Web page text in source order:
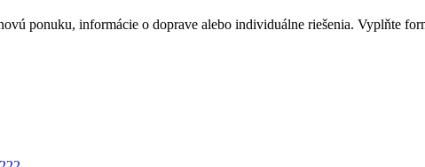
ponuku, informácie o doprave alebo individuálne riešenia. Vyplňte